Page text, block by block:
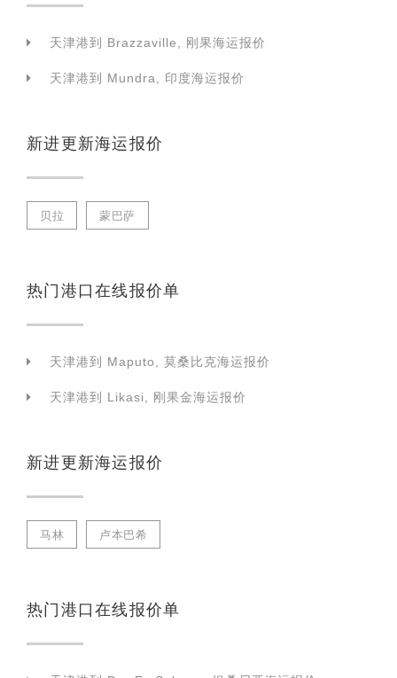
天津港到 Brazzaville, 刚果海运报价
天津港到 Mundra, 印度海运报价
新进更新海运报价
贝拉 蒙巴萨
热门港口在线报价单
天津港到 Maputo, 莫桑比克海运报价
天津港到 Likasi, 刚果金海运报价
新进更新海运报价
马林 卢本巴希
热门港口在线报价单